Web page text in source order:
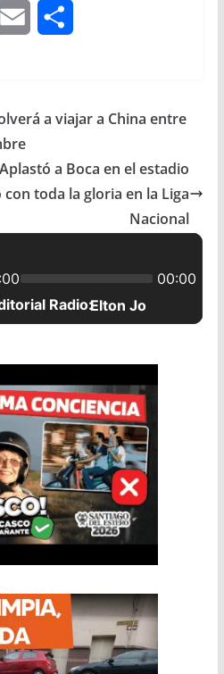
i
r
e
a viajar a China entre
a Boca en el estadio
toda la gloria en la Liga
Nacional